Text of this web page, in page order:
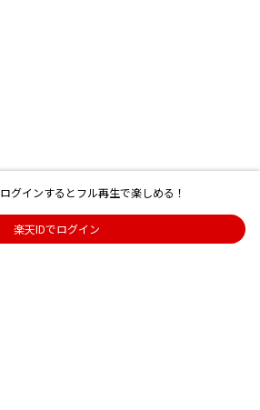
ログインするとフル再生で楽しめる！
楽天IDでログイン